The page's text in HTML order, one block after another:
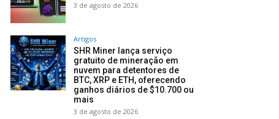
3 de agosto de 2026
Artigos
SHR Miner lança serviço
gratuito de mineração em
nuvem para detentores de
BTC, XRP e ETH, oferecendo
ganhos diários de $10.700 ou
mais
3 de agosto de 2026